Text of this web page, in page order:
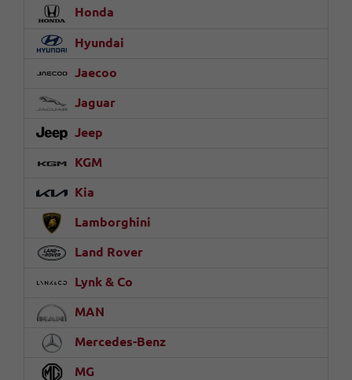
Honda
Hyundai
Jaecoo
Jaguar
Jeep
KGM
Kia
Lamborghini
Land Rover
Lynk & Co
MAN
Mercedes-Benz
MG